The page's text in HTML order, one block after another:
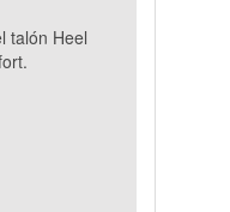
talón Heel